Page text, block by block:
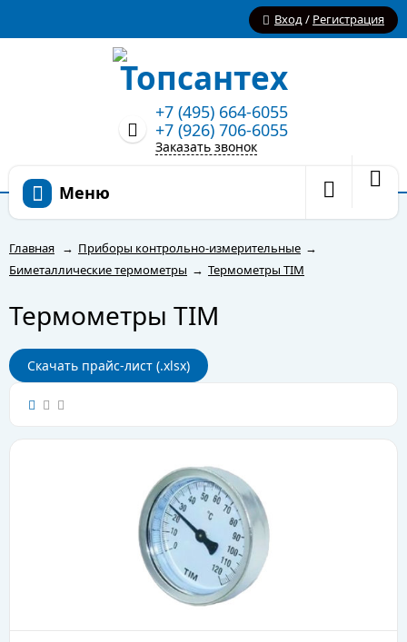
Вход/ Регистрация
+7 (495) 664-6055
+7 (926) 706-6055
Заказать звонок
Меню
Главная → Приборы контрольно-измерительные →
Биметаллические термометры → Термометры TIM
Термометры TIM
Скачать прайс-лист (.xlsx)